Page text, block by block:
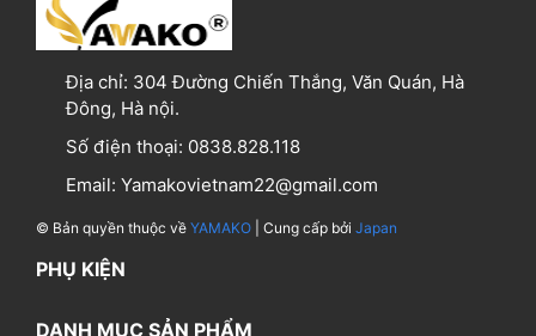
Địa chỉ: 304 Đường Chiến Thắng, Văn Quán, Hà
Đông, Hà nội.
Số điện thoại: 0838.828.118
Email: Yamakovietnam22@gmail.com
© Bản quyền thuộc về YAMAKO | Cung cấp bởi Japan
PHỤ KIỆN
DANH MỤC SẢN PHẨM